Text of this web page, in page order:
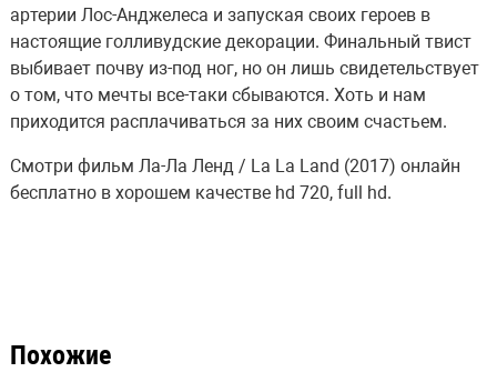
артерии Лос-Анджелеса и запуская своих героев в
настоящие голливудские декорации. Финальный твист
выбивает почву из-под ног, но он лишь свидетельствует
о том, что мечты все-таки сбываются. Хоть и нам
приходится расплачиваться за них своим счастьем.
Смотри фильм Ла-Ла Ленд / La La Land (2017) онлайн
бесплатно в хорошем качестве hd 720, full hd.
Похожие